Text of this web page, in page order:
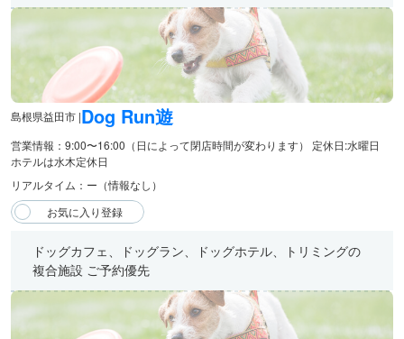
島根県益田市 |Dog Run遊
営業情報：9:00〜16:00（日によって閉店時間が変わります） 定休日:水曜日
ホテルは水木定休日
リアルタイム：ー（情報なし）
ドッグカフェ、ドッグラン、ドッグホテル、トリミングの
複合施設 ご予約優先